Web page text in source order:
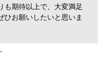
感謝しています。本当に